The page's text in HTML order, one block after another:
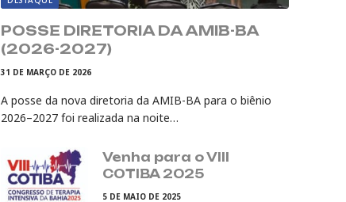
POSSE DIRETORIA DA AMIB-BA
(2026-2027)
31 DE MARÇO DE 2026
A posse da nova diretoria da AMIB-BA para o biênio
2026–2027 foi realizada na noite…
Venha para o VIII
COTIBA 2025
5 DE MAIO DE 2025